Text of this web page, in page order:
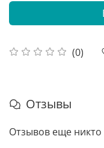
(0)
Отзывы
Отзывов еще никто